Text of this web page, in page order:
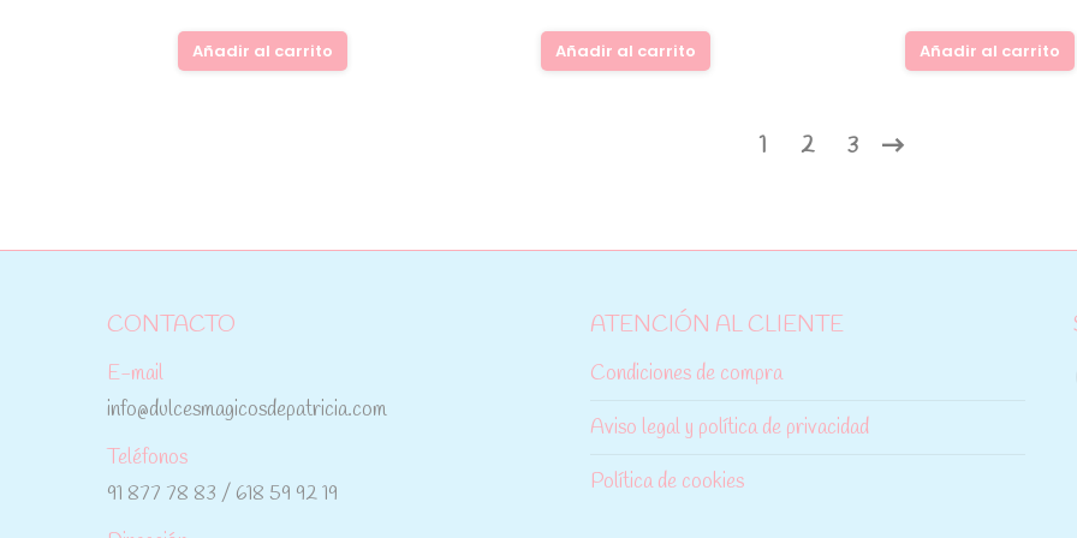
Añadir al carrito Añadir al carrito Añadir al carrito
1 2 3
CONTACTO
E-mail
info@dulcesmagicosdepatricia.com
Teléfonos
91 877 78 83 / 618 59 92 19
ATENCIÓN AL CLIENTE
Condiciones de compra
Aviso legal y política de privacidad
Política de cookies